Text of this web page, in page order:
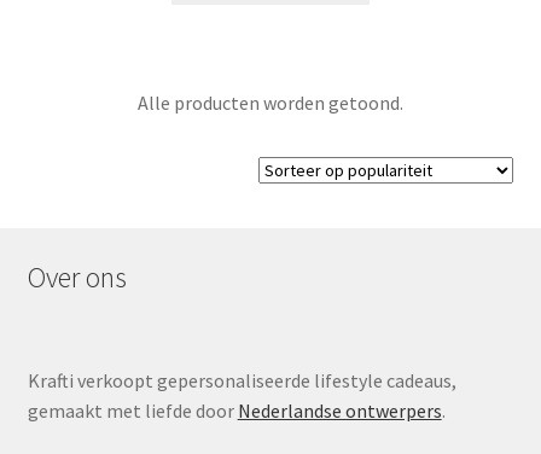
Alle producten worden getoond.
Over ons
Krafti verkoopt gepersonaliseerde lifestyle cadeaus,
gemaakt met liefde door Nederlandse ontwerpers.